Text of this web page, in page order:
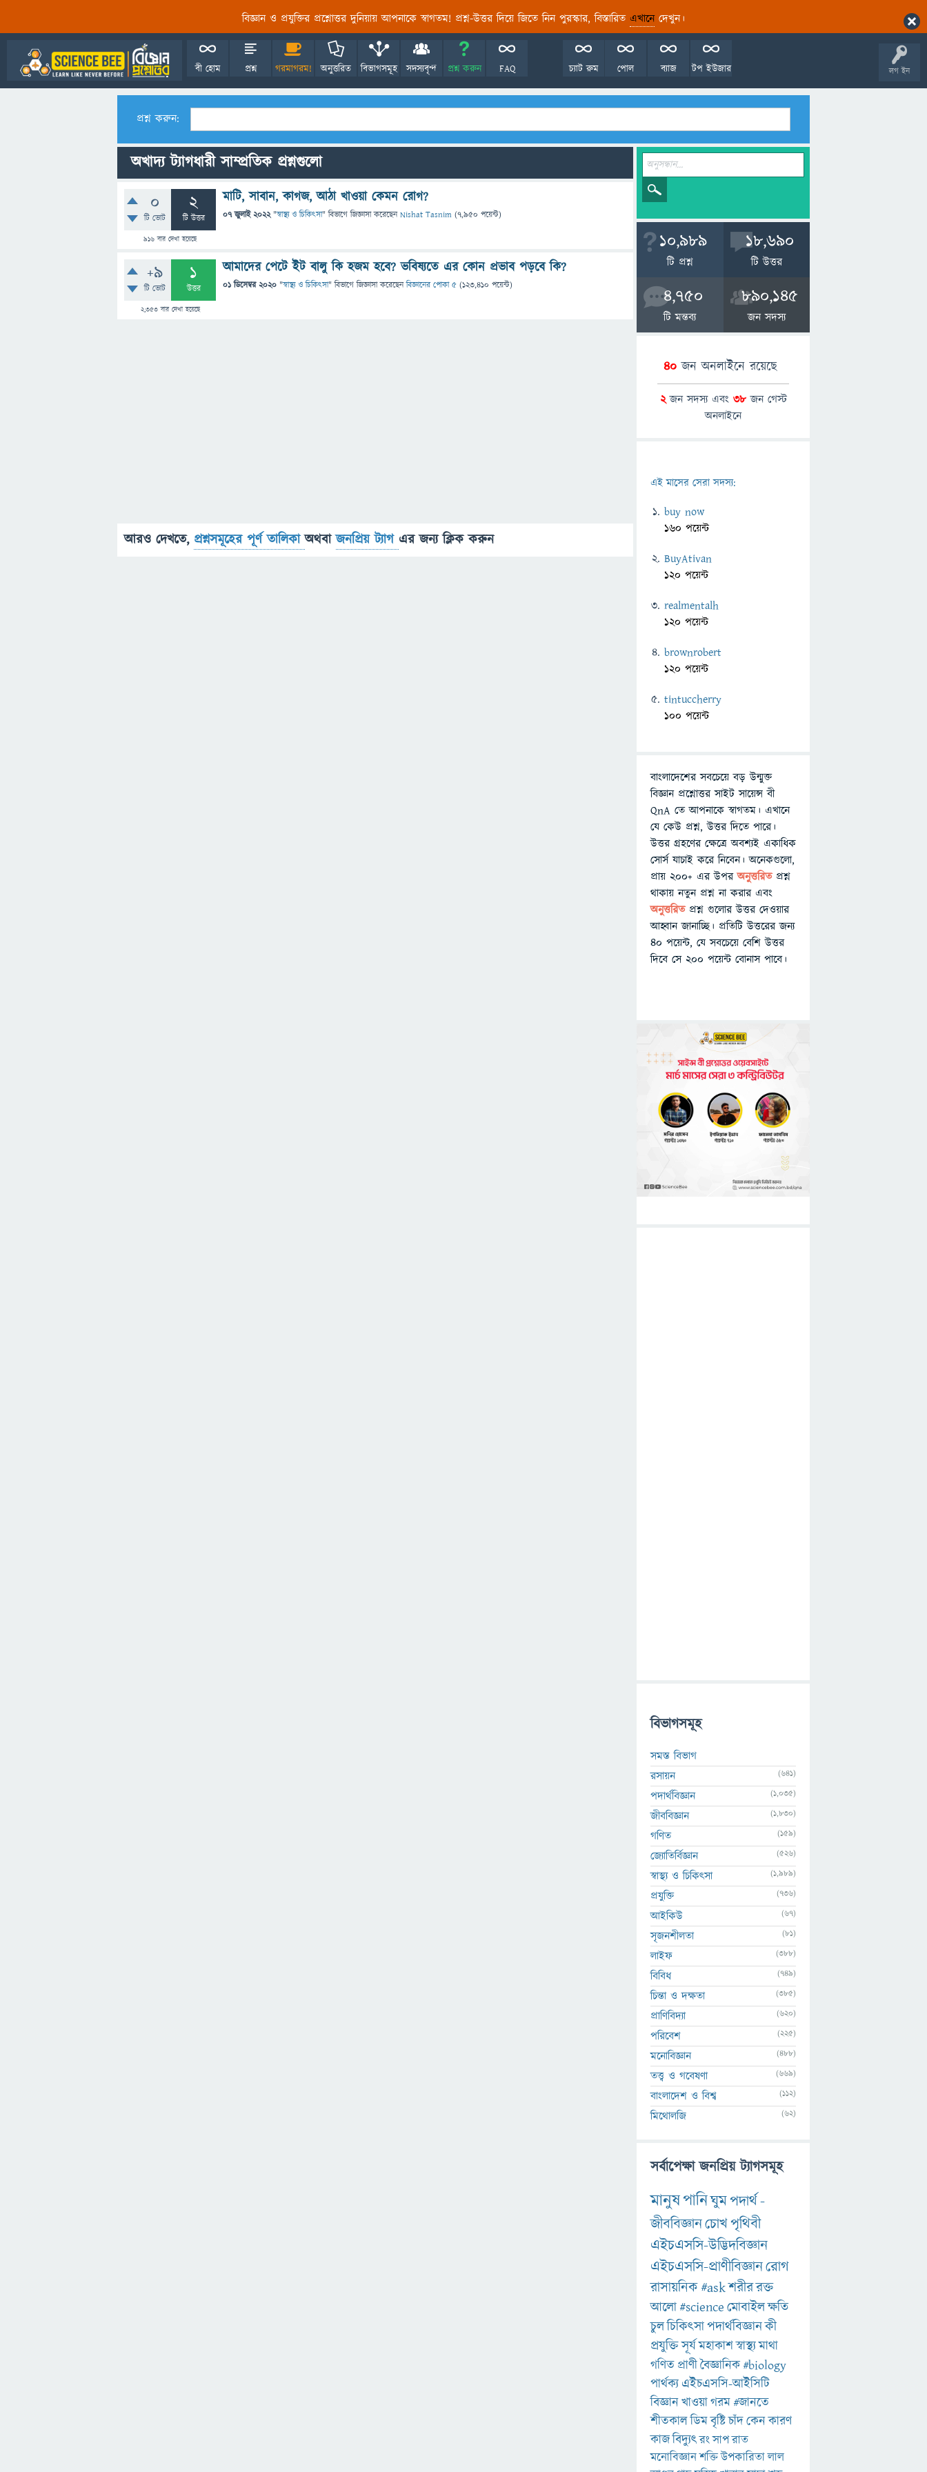
বিজ্ঞান ও প্রযুক্তির প্রশ্নোত্তর দুনিয়ায় আপনাকে স্বাগতম! প্রশ্ন-উত্তর দিয়ে জিতে নিন পুরস্কার, বিস্তারিত এখানেদেখুন।
লগ ইন
বী হোম প্রশ্ন গরমাগরম! অনুত্তরিত বিভাগসমূহ সদস্যবৃন্দ প্রশ্ন করুন FAQ টপ ইউজার
ব্যাজ
পোল
চ্যাট রুম
প্রশ্ন করুন:
অখাদ্য ট্যাগধারী সাম্প্রতিক প্রশ্নগুলো
0
টি ভোট
2
টি উত্তর
916 বার দেখা হয়েছে
মাটি, সাবান, কাগজ, আঠা খাওয়া কেমন রোগ?
07 জুলাই 2022 "স্বাস্থ্য ও চিকিৎসা" বিভাগে জিজ্ঞাসাকরেছেনNishat Tasnim (7,950 পয়েন্ট)
+9
টি ভোট
1
উত্তর
2,353বার দেখা হয়েছে
আমাদের পেটে ইট বালু কি হজম হবে? ভবিষ্যতে এর কোন প্রভাব পড়বে কি?
01 ডিসেম্বর 2020 "স্বাস্থ্য ও চিকিৎসা" বিভাগে জিজ্ঞাসাকরেছেনবিজ্ঞানের পোকা ৫ (123,410 পয়েন্ট)
আরও দেখতে, প্রশ্নসমূহের পূর্ণ তালিকাঅথবাজনপ্রিয় ট্যাগ এর জন্য ক্লিক করুন
10,989
টি প্রশ্ন
18,690
টি উত্তর
4,750
টি মন্তব্য
890,145
জন সদস্য
40 জন অনলাইনে রয়েছে
2জন সদস্য এবং 38জন গেস্ট
অনলাইনে
এই মাসের সেরা সদস্য:
buy now
160 পয়েন্ট
BuyAtivan
120 পয়েন্ট
realmentalh
120 পয়েন্ট
brownrobert
120 পয়েন্ট
tintuccherry
100 পয়েন্ট
বাংলাদেশের সবচেয়ে বড় উন্মুক্ত
বিজ্ঞান প্রশ্নোত্তর সাইট সায়েন্স বী
QnA তে আপনাকে স্বাগতম। এখানে
যে কেউ প্রশ্ন, উত্তর দিতে পারে।
উত্তর গ্রহণের ক্ষেত্রে অবশ্যই একাধিক
সোর্স যাচাই করে নিবেন। অনেকগুলো,
প্রায় ২০০+ এর উপরঅনুত্তরিতপ্রশ্ন
থাকায় নতুন প্রশ্ন না করার এবং
অনুত্তরিত প্রশ্ন গুলোর উত্তর দেওয়ার
আহ্বান জানাচ্ছি। প্রতিটি উত্তরের জন্য
৪০ পয়েন্ট, যে সবচেয়ে বেশি উত্তর
দিবে সে ২০০ পয়েন্ট বোনাস পাবে।
বিভাগসমূহ
সমস্ত বিভাগ
রসায়ন
(641)
পদার্থবিজ্ঞান (1,035)
জীববিজ্ঞান (1,830)
গণিত (159)
জ্যোতির্বিজ্ঞান (526)
স্বাস্থ্য ও চিকিৎসা (1,989)
প্রযুক্তি (736)
আইকিউ (67)
সৃজনশীলতা (81)
লাইফ (388)
বিবিধ (749)
চিন্তা ও দক্ষতা (385)
প্রাণিবিদ্যা (620)
পরিবেশ (225)
মনোবিজ্ঞান (488)
তত্ত্ব ও গবেষণা (669)
বাংলাদেশ ও বিশ্ব (112)
মিথোলজি (62)
সর্বাপেক্ষা জনপ্রিয় ট্যাগসমূহ
মানুষপানিঘুমপদার্থ-
জীববিজ্ঞানচোখপৃথিবী
এইচএসসি-উদ্ভিদবিজ্ঞান
এইচএসসি-প্রাণীবিজ্ঞানরোগ
রাসায়নিক#askশরীররক্ত
আলো#scienceমোবাইলক্ষতি
চুলচিকিৎসাপদার্থবিজ্ঞানকী
প্রযুক্তিসূর্যমহাকাশস্বাস্থ্যমাথা
গণিত প্রাণীবৈজ্ঞানিক#biology
পার্থক্য এইচএসসি-আইসিটি
বিজ্ঞানখাওয়াগরম#জানতে
শীতকালডিমবৃষ্টিচাঁদকেনকারণ
কাজবিদ্যুৎরংসাপরাত
মনোবিজ্ঞানশক্তিউপকারিতালাল